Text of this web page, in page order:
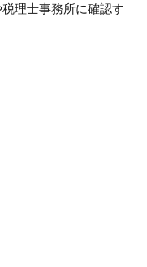
理士事務所に確認す